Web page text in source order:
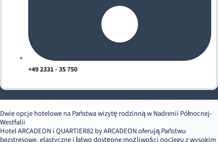
+49 2331 - 35 750
Dwie opcje hotelowe na Państwa wizytę rodzinną w Nadrenii Północnej-
Westfalii
Hotel ARCADEON i QUARTIER82 by ARCADEON oferują Państwu
bezstresowe, elastyczne i łatwo dostępne możliwości noclegu z wysokim